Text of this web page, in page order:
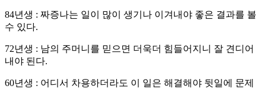
84년생 : 짜증나는 일이 많이 생기나 이겨내야 좋은 결과를 볼
수 있다.
72년생 : 남의 주머니를 믿으면 더욱더 힘들어지니 잘 견디어
내야 된다.
60년생 : 어디서 차용하더라도 이 일은 해결해야 뒷일에 문제